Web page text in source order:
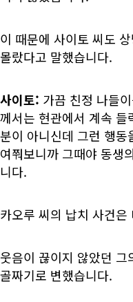
이 때문에 사이토 씨도
몰랐다고 말했습니다.
사이토: 가끔 친정 나들
께서는 현관에서 계속 들
분이 아니신데 그런 행
여쭤보니까 그때야 동생
니다.
카오루 씨의 납치 사건
웃음이 끊이지 않았던
골짜기로 변했습니다.